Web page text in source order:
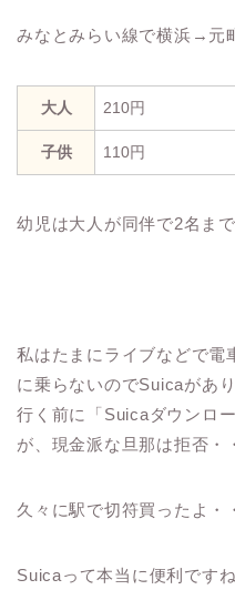
みなとみらい線で横浜→元
大人 210円
子供 110円
幼児は大人が同伴で2名ま
私はたまにライブなどで電
に乗らないのでSuicaがあり
行く前に「Suicaダウンロ
が、現金派な旦那は拒否・
久々に駅で切符買ったよ・
Suicaって本当に便利ですね